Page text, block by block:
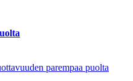
parempaa puolta